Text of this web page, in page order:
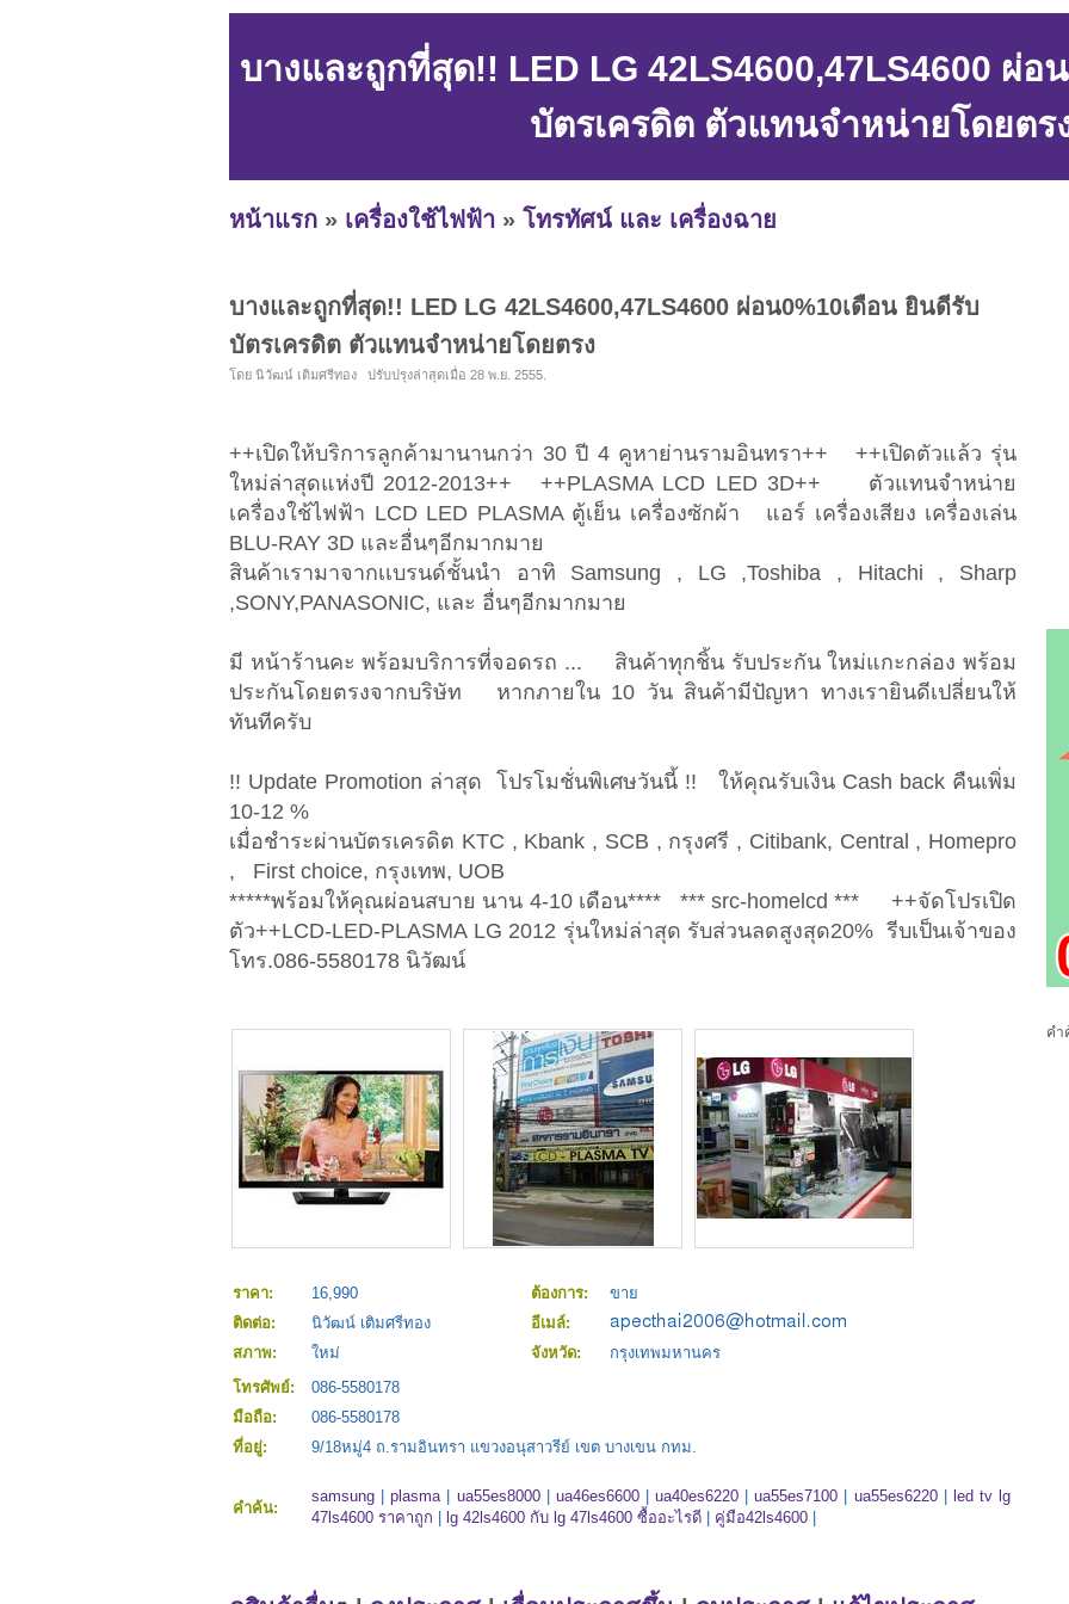
บางและถูกที่สุด!! LED LG 42LS4600,47LS4600 ผ่อ
บัตรเครดิต ตัวแทนจำหน่ายโดยตร
หน้าแรก » เครื่องใช้ไฟฟ้า » โทรทัศน์ และ เครื่องฉาย
บางและถูกที่สุด!! LED LG 42LS4600,47LS4600 ผ่อน0%10เดือน ยินดีรับ
บัตรเครดิต ตัวแทนจำหน่ายโดยตรง
โดย นิวัฒน์ เติมศรีทอง ปรับปรุงล่าสุดเมื่อ 28 พ.ย. 2555.
++เปิดให้บริการลูกค้ามานานกว่า 30 ปี 4 คูหาย่านรามอินทรา++ ++เปิดตัวแล้ว รุ่น
ใหม่ล่าสุดแห่งปี 2012-2013++ ++PLASMA LCD LED 3D++ ตัวแทนจำหน่าย
เครื่องใช้ไฟฟ้า LCD LED PLASMA ตู้เย็น เครื่องซักผ้า แอร์ เครื่องเสียง เครื่องเล่น
BLU-RAY 3D และอื่นๆอีกมากมาย
สินค้าเรามาจากเเบรนด์ชั้นนำ อาทิ Samsung , LG ,Toshiba , Hitachi , Sharp
,SONY,PANASONIC, และ อื่นๆอีกมากมาย
มี หน้าร้านคะ พร้อมบริการที่จอดรถ ... สินค้าทุกชิ้น รับประกัน ใหม่แกะกล่อง พร้อม
ประกันโดยตรงจากบริษัท หากภายใน 10 วัน สินค้ามีปัญหา ทางเรายินดีเปลี่ยนให้
ทันทีครับ
!! Update Promotion ล่าสุด โปรโมชั่นพิเศษวันนี้ !! ให้คุณรับเงิน Cash back คืนเพิ่ม
10-12 %
เมื่อชำระผ่านบัตรเครดิต KTC , Kbank , SCB , กรุงศรี , Citibank, Central , Homepro
, First choice, กรุงเทพ, UOB
*****พร้อมให้คุณผ่อนสบาย นาน 4-10 เดือน**** *** src-homelcd *** ++จัดโปรเปิด
ตัว++LCD-LED-PLASMA LG 2012 รุ่นใหม่ล่าสุด รับส่วนลดสูงสุด20% รีบเป็นเจ้าของ
โทร.086-5580178 นิวัฒน์
ราคา: 16,990 ต้องการ:
ขาย
ติดต่อ:
นิวัฒน์ เติมศรีทอง
อีเมล์:
สภาพ:
ใหม่ จังหวัด:
กรุงเทพมหานคร
โทรศัพย์:
086-5580178
มือถือ:
086-5580178
ที่อยู่:
9/18หมู่4 ถ.รามอินทรา แขวงอนุสาวรีย์ เขต บางเขน กทม.
คำค้น:
samsung |plasma| ua55es8000| ua46es6600| ua40es6220 |ua55es7100 ua55es6220|
led tv lg
47ls4600 ราคาถูก
lg 42ls4600 กับ lg 47ls4600 ซื้ออะไรดี คู่มือ42ls4600
คำ